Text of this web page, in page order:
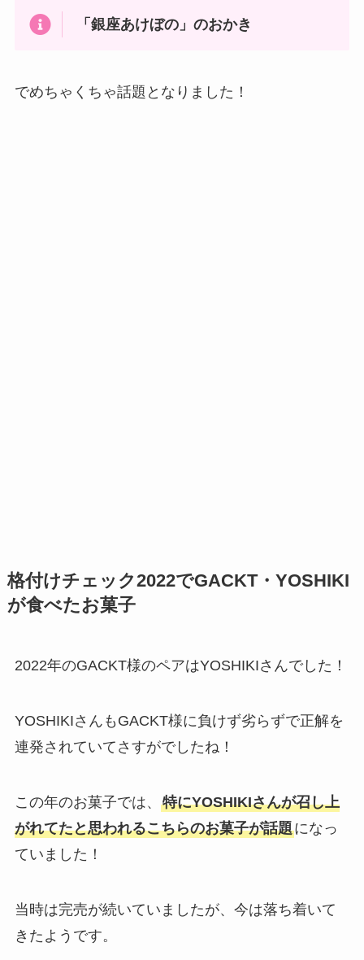
「銀座あけぼの」のおかき
でめちゃくちゃ話題となりました！
格付けチェック2022でGACKT・YOSHIKI
が食べたお菓子
2022年のGACKT様のペアはYOSHIKIさんでした！
YOSHIKIさんもGACKT様に負けず劣らずで正解を
連発されていてさすがでしたね！
この年のお菓子では、 特にYOSHIKIさんが召し上
がれてたと思われるこちらのお菓子が話題になっ
ていました！
当時は完売が続いていましたが、今は落ち着いて
きたようです。